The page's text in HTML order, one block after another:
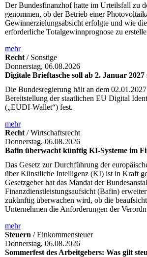
Der Bundesfinanzhof hatte im Urteilsfall zu
genommen, ob der Betrieb einer
Gewinnerzielungsabsicht erfolgte und wie
erforderliche Totalgewinnprognose zu
mehr
Recht / Sonstige
Donnerstag, 06.08.2026
Digitale Brieftasche soll ab 2. Januar 2027
Die Bundesregierung hält an dem
Bereitstellung der staatlichen EU Digital
(„EUDI-Wallet“) fest.
mehr
Recht / Wirtschaftsrecht
Donnerstag, 06.08.2026
Bafin überwacht künftig KI-Systeme im
Das Gesetz zur Durchführung der
über Künstliche Intelligenz (KI) ist in Kraft
Gesetzgeber hat das Mandat der
Finanzdienstleistungsaufsicht (Bafin)
zukünftig überwachen wird, ob die
Unternehmen die Anforderungen der
mehr
Steuern / Einkommensteuer
Donnerstag, 06.08.2026
Sommerfest des Arbeitgebers: Was gilt